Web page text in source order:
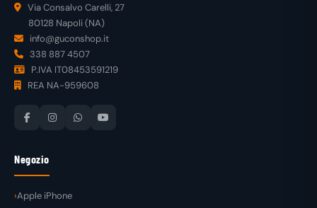
Via Consalvo Carelli, 27
80128 Napoli (NA)
info@guconshop.it
338 887 4507
P.IVA IT08453591219
REA NA-959608
Negozio
Apple iPhone